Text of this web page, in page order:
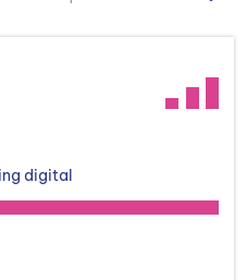
digital